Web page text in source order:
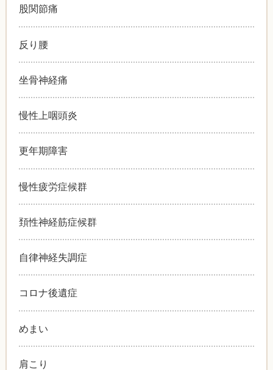
股関節痛
反り腰
坐骨神経痛
慢性上咽頭炎
更年期障害
慢性疲労症候群
頚性神経筋症候群
自律神経失調症
コロナ後遺症
めまい
肩こり